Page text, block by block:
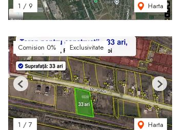
1 / 9 Harta
Comision 0% Exclusivitate
1 / 7 Harta
Previous Next